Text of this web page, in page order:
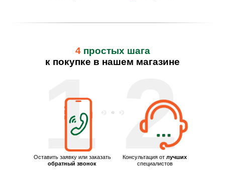
1 2
Оставить заявку или заказать
обратный звонок
Консультация от лучших
специалистов
4 простых шага
к покупке в нашем магазине